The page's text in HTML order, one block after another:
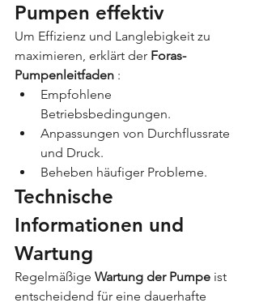
Pumpen effektiv
Um Effizienz und Langlebigkeit zu
maximieren, erklärt der Foras-
Pumpenleitfaden :
Empfohlene
Betriebsbedingungen.
Anpassungen von Durchflussrate
und Druck.
Beheben häufiger Probleme.
Technische
Informationen und
Wartung
Regelmäßige Wartung der Pumpe ist
entscheidend für eine dauerhafte